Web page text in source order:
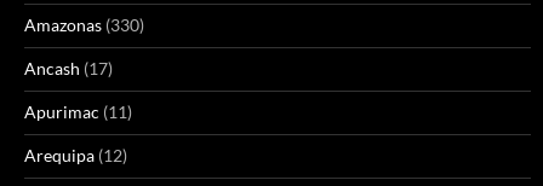
Amazonas (330)
Ancash (17)
Apurimac (11)
Arequipa (12)